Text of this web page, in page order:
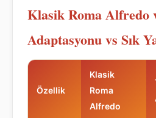
Klasik Roma Alfredo
Adaptasyonu vs Sık
Özellik
Klasik
Roma
Alfredo